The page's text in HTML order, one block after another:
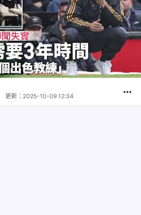
更新： 2025-10-09 12:34